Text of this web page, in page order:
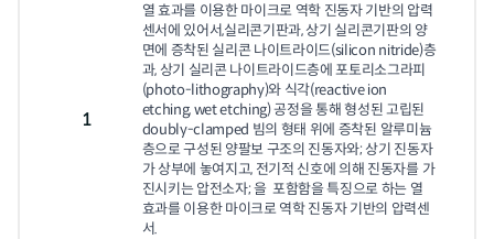
1
열 효과를 이용한 마이크로 역학 진동자 기반의 압력
센서에 있어서,실리콘기판과, 상기 실리콘기판의 양
면에 증착된 실리콘 나이트라이드(silicon nitride)층
과, 상기 실리콘 나이트라이드층에 포토리소그라피
(photo-lithography)와 식각(reactive ion
etching, wet etching) 공정을 통해 형성된 고립된
doubly-clamped 빔의 형태 위에 증착된 알루미늄
층으로 구성된 양팔보 구조의 진동자와; 상기 진동자
가 상부에 놓여지고, 전기적 신호에 의해 진동자를 가
진시키는 압전소자; 을  포함함을 특징으로 하는 열
효과를 이용한 마이크로 역학 진동자 기반의 압력센
서.